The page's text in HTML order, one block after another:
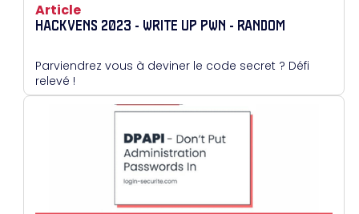
Article
HACKVENS 2023 - WRITE UP PWN - RANDOM
Parviendrez vous à deviner le code secret ? Défi
relevé !